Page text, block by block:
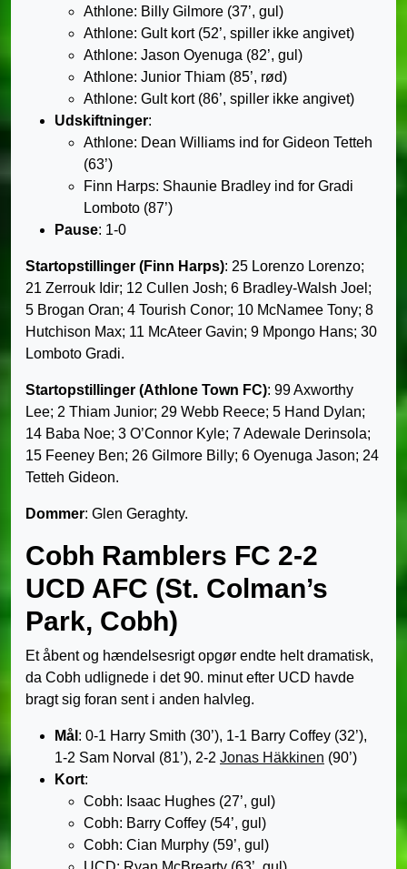
Athlone: Billy Gilmore (37’, gul)
Athlone: Gult kort (52’, spiller ikke angivet)
Athlone: Jason Oyenuga (82’, gul)
Athlone: Junior Thiam (85’, rød)
Athlone: Gult kort (86’, spiller ikke angivet)
Udskiftninger:
Athlone: Dean Williams ind for Gideon Tetteh
(63’)
Finn Harps: Shaunie Bradley ind for Gradi
Lomboto (87’)
Pause: 1-0
Startopstillinger (Finn Harps): 25 Lorenzo Lorenzo;
21 Zerrouk Idir; 12 Cullen Josh; 6 Bradley-Walsh Joel;
5 Brogan Oran; 4 Tourish Conor; 10 McNamee Tony; 8
Hutchison Max; 11 McAteer Gavin; 9 Mpongo Hans; 30
Lomboto Gradi.
Startopstillinger (Athlone Town FC): 99 Axworthy
Lee; 2 Thiam Junior; 29 Webb Reece; 5 Hand Dylan;
14 Baba Noe; 3 O’Connor Kyle; 7 Adewale Derinsola;
15 Feeney Ben; 26 Gilmore Billy; 6 Oyenuga Jason; 24
Tetteh Gideon.
Dommer: Glen Geraghty.
Cobh Ramblers FC 2-2
UCD AFC (St. Colman’s
Park, Cobh)
Et åbent og hændelsesrigt opgør endte helt dramatisk,
da Cobh udlignede i det 90. minut efter UCD havde
bragt sig foran sent i anden halvleg.
Mål : 0-1 Harry Smith (30’), 1-1 Barry Coffey (32’),
1-2 Sam Norval (81’), 2-2 Jonas Häkkinen (90’)
Kort:
Cobh: Isaac Hughes (27’, gul)
Cobh: Barry Coffey (54’, gul)
Cobh: Cian Murphy (59’, gul)